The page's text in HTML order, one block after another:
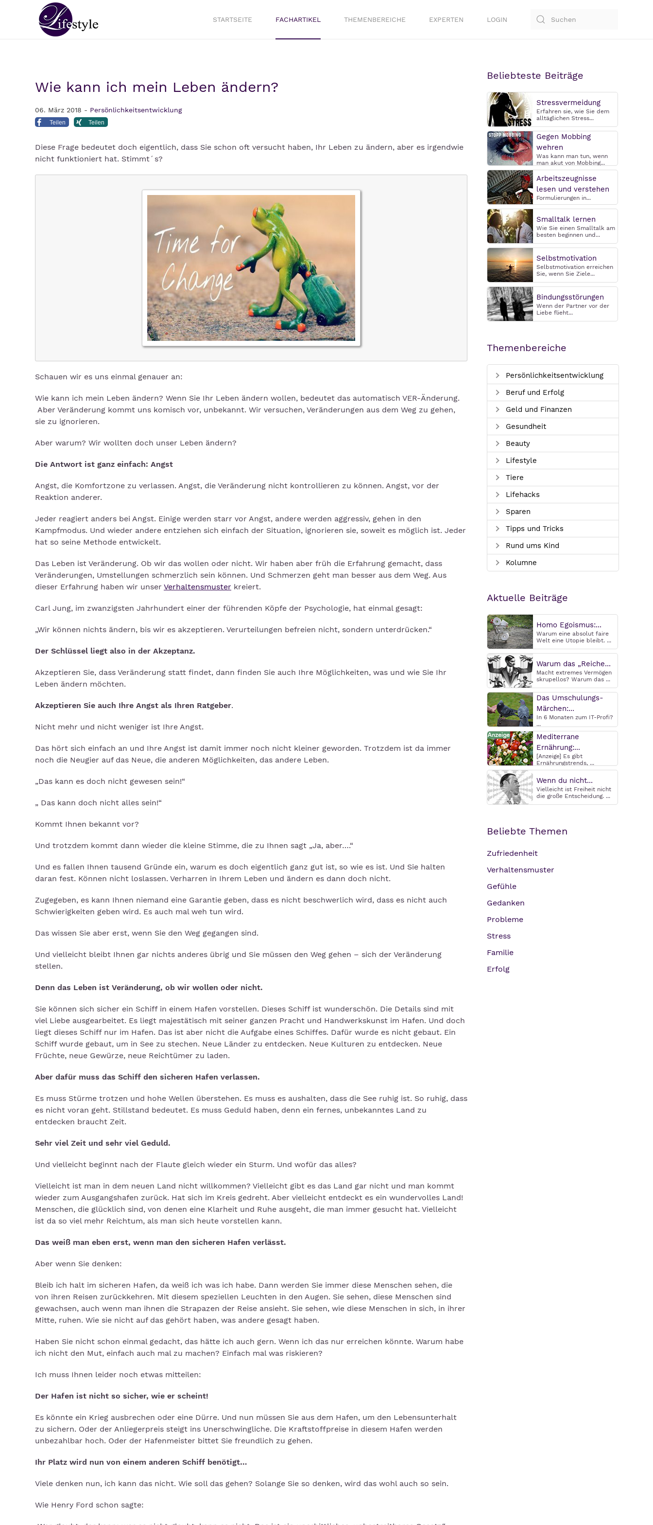
STARTSEITE FACHARTIKEL THEMENBEREICHE EXPERTEN LOGIN
Wie kann ich mein Leben ändern?
06. März 2018 - Persönlichkeitsentwicklung
Teilen Teilen
Diese Frage bedeutet doch eigentlich, dass Sie schon oft versucht haben, Ihr Leben zu ändern, aber es irgendwie
nicht funktioniert hat. Stimmt´s?
Schauen wir es uns einmal genauer an:
Wie kann ich mein Leben ändern? Wenn Sie Ihr Leben ändern wollen, bedeutet das automatisch VER-Änderung.
Aber Veränderung kommt uns komisch vor, unbekannt. Wir versuchen, Veränderungen aus dem Weg zu gehen,
sie zu ignorieren.
Aber warum? Wir wollten doch unser Leben ändern?
Die Antwort ist ganz einfach: Angst
Angst, die Komfortzone zu verlassen. Angst, die Veränderung nicht kontrollieren zu können. Angst, vor der
Reaktion anderer.
Jeder reagiert anders bei Angst. Einige werden starr vor Angst, andere werden aggressiv, gehen in den
Kampfmodus. Und wieder andere entziehen sich einfach der Situation, ignorieren sie, soweit es möglich ist. Jeder
hat so seine Methode entwickelt.
Das Leben ist Veränderung. Ob wir das wollen oder nicht. Wir haben aber früh die Erfahrung gemacht, dass
Veränderungen, Umstellungen schmerzlich sein können. Und Schmerzen geht man besser aus dem Weg. Aus
dieser Erfahrung haben wir unser Verhaltensmuster kreiert.
Carl Jung, im zwanzigsten Jahrhundert einer der führenden Köpfe der Psychologie, hat einmal gesagt:
„Wir können nichts ändern, bis wir es akzeptieren. Verurteilungen befreien nicht, sondern unterdrücken.“
Der Schlüssel liegt also in der Akzeptanz.
Akzeptieren Sie, dass Veränderung statt findet, dann finden Sie auch Ihre Möglichkeiten, was und wie Sie Ihr
Leben ändern möchten.
Akzeptieren Sie auch Ihre Angst als Ihren Ratgeber.
Nicht mehr und nicht weniger ist Ihre Angst.
Das hört sich einfach an und Ihre Angst ist damit immer noch nicht kleiner geworden. Trotzdem ist da immer
noch die Neugier auf das Neue, die anderen Möglichkeiten, das andere Leben.
„Das kann es doch nicht gewesen sein!“
„ Das kann doch nicht alles sein!“
Kommt Ihnen bekannt vor?
Und trotzdem kommt dann wieder die kleine Stimme, die zu Ihnen sagt „Ja, aber….“
Und es fallen Ihnen tausend Gründe ein, warum es doch eigentlich ganz gut ist, so wie es ist. Und Sie halten
daran fest. Können nicht loslassen. Verharren in Ihrem Leben und ändern es dann doch nicht.
Zugegeben, es kann Ihnen niemand eine Garantie geben, dass es nicht beschwerlich wird, dass es nicht auch
Schwierigkeiten geben wird. Es auch mal weh tun wird.
Das wissen Sie aber erst, wenn Sie den Weg gegangen sind.
Und vielleicht bleibt Ihnen gar nichts anderes übrig und Sie müssen den Weg gehen – sich der Veränderung
stellen.
Denn das Leben ist Veränderung, ob wir wollen oder nicht.
Sie können sich sicher ein Schiff in einem Hafen vorstellen. Dieses Schiff ist wunderschön. Die Details sind mit
viel Liebe ausgearbeitet. Es liegt majestätisch mit seiner ganzen Pracht und Handwerkskunst im Hafen. Und doch
liegt dieses Schiff nur im Hafen. Das ist aber nicht die Aufgabe eines Schiffes. Dafür wurde es nicht gebaut. Ein
Schiff wurde gebaut, um in See zu stechen. Neue Länder zu entdecken. Neue Kulturen zu entdecken. Neue
Früchte, neue Gewürze, neue Reichtümer zu laden.
Aber dafür muss das Schiff den sicheren Hafen verlassen.
Es muss Stürme trotzen und hohe Wellen überstehen. Es muss es aushalten, dass die See ruhig ist. So ruhig, dass
es nicht voran geht. Stillstand bedeutet. Es muss Geduld haben, denn ein fernes, unbekanntes Land zu
entdecken braucht Zeit.
Sehr viel Zeit und sehr viel Geduld.
Und vielleicht beginnt nach der Flaute gleich wieder ein Sturm. Und wofür das alles?
Vielleicht ist man in dem neuen Land nicht willkommen? Vielleicht gibt es das Land gar nicht und man kommt
wieder zum Ausgangshafen zurück. Hat sich im Kreis gedreht. Aber vielleicht entdeckt es ein wundervolles Land!
Menschen, die glücklich sind, von denen eine Klarheit und Ruhe ausgeht, die man immer gesucht hat. Vielleicht
ist da so viel mehr Reichtum, als man sich heute vorstellen kann.
Das weiß man eben erst, wenn man den sicheren Hafen verlässt.
Aber wenn Sie denken:
Bleib ich halt im sicheren Hafen, da weiß ich was ich habe. Dann werden Sie immer diese Menschen sehen, die
von ihren Reisen zurückkehren. Mit diesem speziellen Leuchten in den Augen. Sie sehen, diese Menschen sind
gewachsen, auch wenn man ihnen die Strapazen der Reise ansieht. Sie sehen, wie diese Menschen in sich, in ihrer
Mitte, ruhen. Wie sie nicht auf das gehört haben, was andere gesagt haben.
Haben Sie nicht schon einmal gedacht, das hätte ich auch gern. Wenn ich das nur erreichen könnte. Warum habe
ich nicht den Mut, einfach auch mal zu machen? Einfach mal was riskieren?
Ich muss Ihnen leider noch etwas mitteilen:
Der Hafen ist nicht so sicher, wie er scheint!
Es könnte ein Krieg ausbrechen oder eine Dürre. Und nun müssen Sie aus dem Hafen, um den Lebensunterhalt
zu sichern. Oder der Anliegerpreis steigt ins Unerschwingliche. Die Kraftstoffpreise in diesem Hafen werden
unbezahlbar hoch. Oder der Hafenmeister bittet Sie freundlich zu gehen.
Ihr Platz wird nun von einem anderen Schiff benötigt…
Viele denken nun, ich kann das nicht. Wie soll das gehen? Solange Sie so denken, wird das wohl auch so sein.
Wie Henry Ford schon sagte:
Beliebteste Beiträge
Stressvermeidung
Erfahren sie, wie Sie dem
alltäglichen Stress...
Gegen Mobbing
wehren
Was kann man tun, wenn
man akut von Mobbing...
Arbeitszeugnisse
lesen und verstehen
Formulierungen in...
Smalltalk lernen
Wie Sie einen Smalltalk am
besten beginnen und...
Selbstmotivation
Selbstmotivation erreichen
Sie, wenn Sie Ziele...
Bindungsstörungen
Wenn der Partner vor der
Liebe flieht...
Themenbereiche
Persönlichkeitsentwicklung
Beruf und Erfolg
Geld und Finanzen
Gesundheit
Beauty
Lifestyle
Tiere
Lifehacks
Sparen
Tipps und Tricks
Rund ums Kind
Kolumne
Aktuelle Beiträge
Homo Egoismus:...
Warum eine absolut faire
Welt eine Utopie bleibt. ...
Warum das „Reiche...
Macht extremes Vermögen
skrupellos? Warum das ...
Das Umschulungs-
Märchen:...
In 6 Monaten zum IT-Profi?
...
Mediterrane
Ernährung:...
[Anzeige] Es gibt
Ernährungstrends, ...
Wenn du nicht...
Vielleicht ist Freiheit nicht
die große Entscheidung. ...
Beliebte Themen
Zufriedenheit
Verhaltensmuster
Gefühle
Gedanken
Probleme
Stress
Familie
Erfolg